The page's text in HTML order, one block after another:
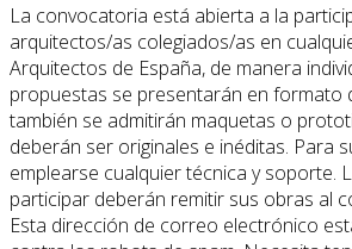
La convocatoria está abierta a la
arquitectos/as colegiados/as en
Arquitectos de España, de manera
propuestas se presentarán en formato
también se admitirán maquetas o
deberán ser originales e inéditas. Para
emplearse cualquier técnica y soporte.
participar deberán remitir sus obras al
Esta dirección de correo electrónico